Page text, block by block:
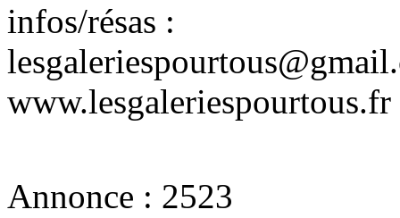
infos/résas :
www.lesgaleriespourtous.fr
Annonce : 2523